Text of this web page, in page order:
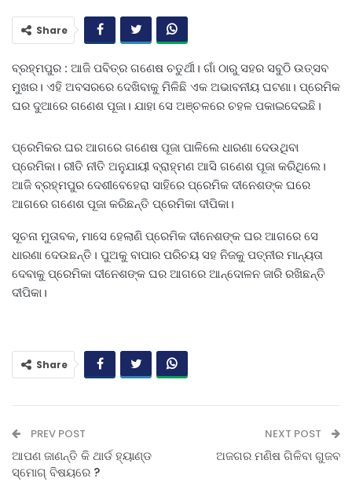
Share
ବ୍ରହ୍ମପୁର : ଆଜି ପବିତ୍ର ଗଣେଷ ଚତୁର୍ଥୀ। ଗାଁ ଠାରୁ ସହର ସବୁଠି ଉତ୍ସବ
ମୁଖର। ଏହି ଅବସରରେ ଦେଖିବାକୁ ମିଳିଛି ଏକ ଅଭାବନୀୟ ଘଟଣା। ପ୍ରେମିକ
ଘର ଦୁଆରେ ଗଣେଶ ପୂଜା। ଯାହା ସେ ଅଞ୍ଚଳରେ ଚହଳ ପକାଇଦେଇଛି।
ପ୍ରେମିକର ଘର ଆଗରେ ଗଣେଷ ପୂଜା ପାଳିଲେ ଧାରଣା ଦେଉଥିବା
ପ୍ରେମିକା। ରୀତି ନୀତି ଅନୁଯାୟୀ ବ୍ରାହ୍ମଣ ଆସି ଗଣେଶ ପୂଜା କରିଥିଲେ।
ଆଜି ବ୍ରହ୍ମପୁର ଦେଶୀବେହେରା ସାହିରେ ପ୍ରେମିକ ଦୀନେଶଙ୍କ ଘରେ
ଆଗରେ ଗଣେଶ ପୂଜା କରିଛନ୍ତି ପ୍ରେମିକା ଦୀପିକା।
ସୂଚନା ମୁତାବକ, ମାସେ ହେଲାଣି ପ୍ରେମିକ ଦୀନେଶଙ୍କ ଘର ଆଗରେ ସେ
ଧାରଣା ଦେଉଛନ୍ତି। ପୁଅକୁ ବାପାର ପରିଚୟ ସହ ନିଜକୁ ପତ୍ନୀର ମାନ୍ୟତା
ଦେବାକୁ ପ୍ରେମିକା ଦୀନେଶଙ୍କ ଘର ଆଗରେ ଆନ୍ଦୋଳନ ଜାରି ରଖିଛନ୍ତି
ଦୀପିକା।
Share
PREV POST
ଆପଣ ଜାଣନ୍ତି କି ଥାର୍ଡ ହ୍ୟାଣ୍ଡ
ସ୍ମୋଗ୍‌ ବିଷୟରେ ?
NEXT POST
ଅଜଗର ମଣିଷ ଗିଳିବା ଗୁଜବ